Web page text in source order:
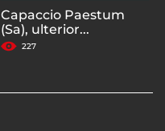
Capaccio Paestum
(Sa), ulterior...
227